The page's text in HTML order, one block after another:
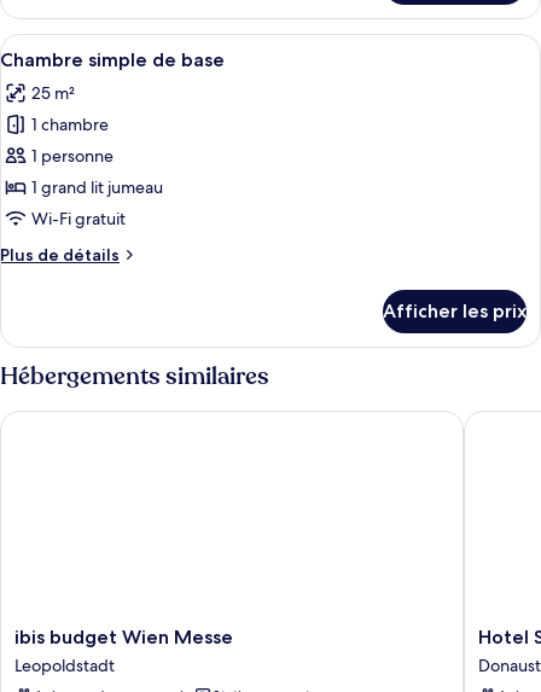
de
base
Chambre
quadruple
de
Afficher
toutes
les
photos
pour
ce
type
chambre :
de
base
Chambre simple de base | Bureau,
7
Chambre simple de base
25 m²
1 chambre
1 personne
1 grand lit jumeau
Wi-Fi gratuit
Plus de détails
Plus
Chambre
simple
de
base
Afficher les prix
Hébergements similaires
ibis
budget
Wien
ibis budget Wien Messe
Leopoldstadt
ibis budget Wien Messe
Hotel
Schani
UNO
Hotel
Hotel